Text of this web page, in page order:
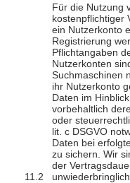
Für die Nutzung
kostenpflichtiger
ein Nutzerkonto
Registrierung
Pflichtangaben
Nutzerkonten
Suchmaschinen
ihr Nutzerkonto
Daten im
vorbehaltlich
oder
lit. c DSGVO
Daten bei
zu sichern. Wir
der